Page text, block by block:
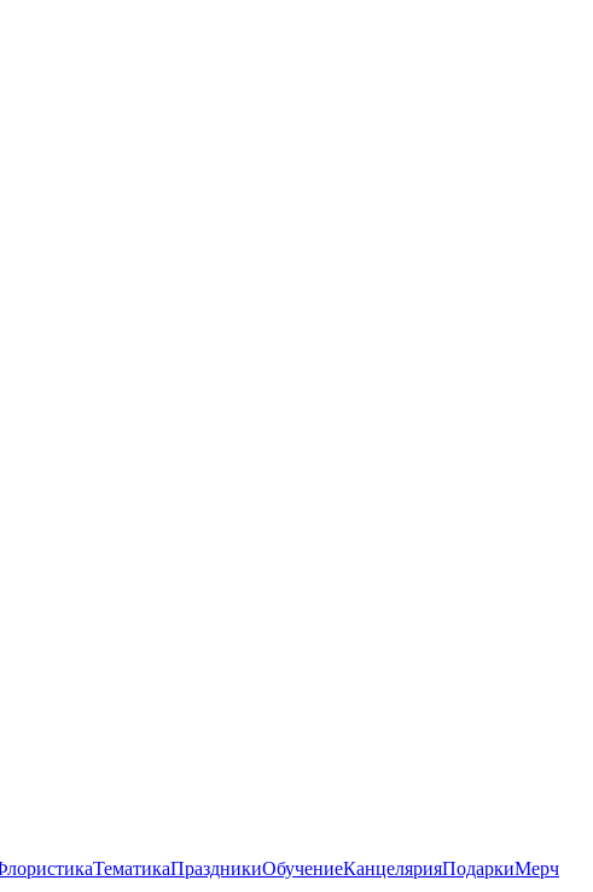
ТематикаПраздникиОбучениеКанцелярияПодаркиМерч